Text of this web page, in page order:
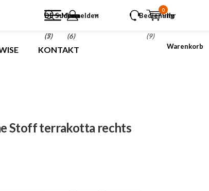
DE Suchen
(5)
anmelden
(6)
Menu
(7)
Bedienung
Ihr
Warenkorb
0
(9)
KONTAKT
Stoff terrakotta rechts